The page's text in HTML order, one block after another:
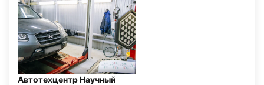
Автотехцентр Научный